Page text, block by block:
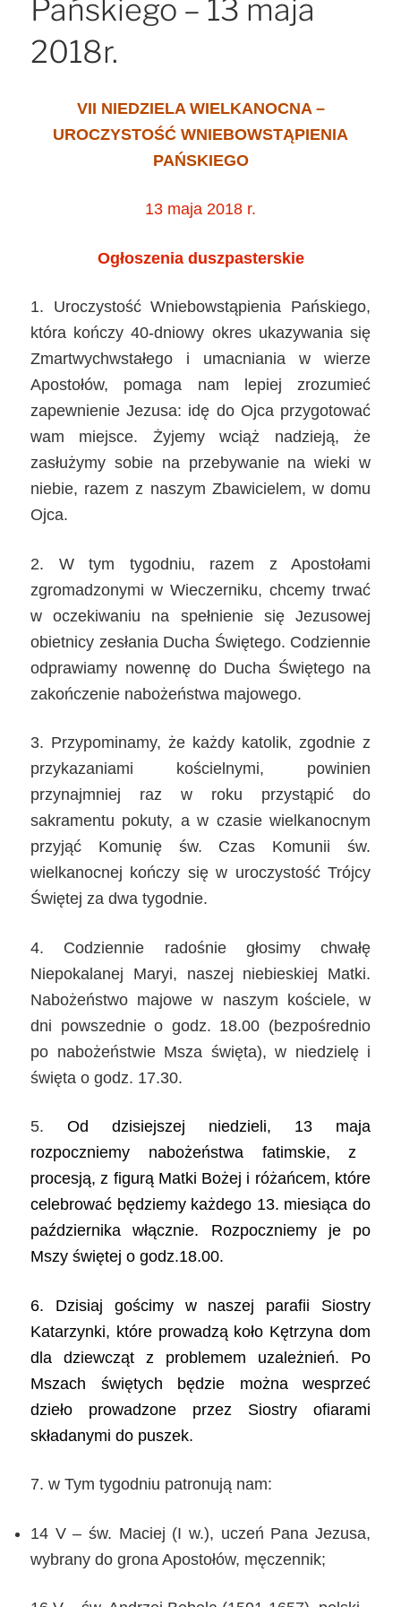
Pańskiego – 13 maja
2018r.
VII NIEDZIELA WIELKANOCNA –
UROCZYSTOŚĆ WNIEBOWSTĄPIENIA
PAŃSKIEGO
13 maja 2018 r.
Ogłoszenia duszpasterskie
1. Uroczystość Wniebowstąpienia Pańskiego,
która kończy 40-dniowy okres ukazywania się
Zmartwychwstałego i umacniania w wierze
Apostołów, pomaga nam lepiej zrozumieć
zapewnienie Jezusa: idę do Ojca przygotować
wam miejsce. Żyjemy wciąż nadzieją, że
zasłużymy sobie na przebywanie na wieki w
niebie, razem z naszym Zbawicielem, w domu
Ojca.
2. W tym tygodniu, razem z Apostołami
zgromadzonymi w Wieczerniku, chcemy trwać
w oczekiwaniu na spełnienie się Jezusowej
obietnicy zesłania Ducha Świętego. Codziennie
odprawiamy nowennę do Ducha Świętego na
zakończenie nabożeństwa majowego.
3. Przypominamy, że każdy katolik, zgodnie z
przykazaniami kościelnymi, powinien
przynajmniej raz w roku przystąpić do
sakramentu pokuty, a w czasie wielkanocnym
przyjąć Komunię św. Czas Komunii św.
wielkanocnej kończy się w uroczystość Trójcy
Świętej za dwa tygodnie.
4. Codziennie radośnie głosimy chwałę
Niepokalanej Maryi, naszej niebieskiej Matki.
Nabożeństwo majowe w naszym kościele, w
dni powszednie o godz. 18.00 (bezpośrednio
po nabożeństwie Msza święta), w niedzielę i
święta o godz. 17.30.
5. Od dzisiejszej niedzieli, 13 maja
rozpoczniemy nabożeństwa fatimskie, z
procesją, z figurą Matki Bożej i różańcem, które
celebrować będziemy każdego 13. miesiąca do
października włącznie. Rozpoczniemy je po
Mszy świętej o godz.18.00.
6. Dzisiaj gościmy w naszej parafii Siostry
Katarzynki, które prowadzą koło Kętrzyna dom
dla dziewcząt z problemem uzależnień. Po
Mszach świętych będzie można wesprzeć
dzieło prowadzone przez Siostry ofiarami
składanymi do puszek.
7. w Tym tygodniu patronują nam:
14 V – św. Maciej (I w.), uczeń Pana Jezusa,
wybrany do grona Apostołów, męczennik;